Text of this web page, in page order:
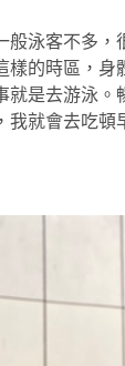
般泳客不多，
樣的時區，身
就是去游泳。
我就會去吃頓